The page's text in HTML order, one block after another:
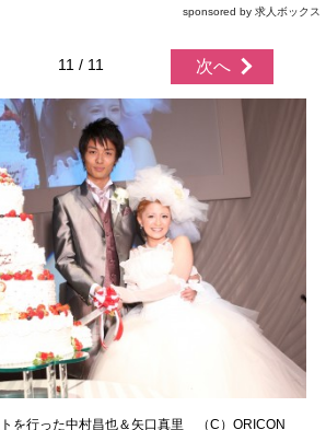
sponsored by 求人ボックス
11 / 11 次へ
を行った中村昌也＆矢口真里 （C）ORICON